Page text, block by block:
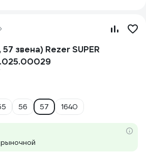
звена) Rezer SUPER
56 57 1640